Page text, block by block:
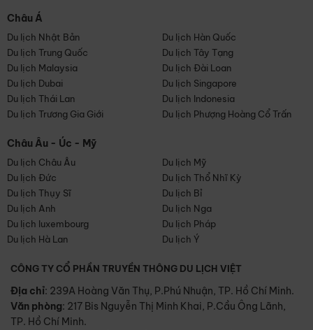
Châu Á
Du lịch Nhật Bản
Du lịch Hàn Quốc
Du lịch Trung Quốc
Du lịch Tây Tạng
Du lịch Malaysia
Du lịch Đài Loan
Du lịch Dubai
Du lịch Singapore
Du lịch Thái Lan
Du lịch Indonesia
Du lịch Trương Gia Giới
Du lịch Phượng Hoàng Cổ Trấn
Châu Âu - Úc - Mỹ
Du lịch Châu Âu
Du lịch Mỹ
Du lịch Đức
Du lịch Thổ Nhĩ Kỳ
Du lịch Thụy Sĩ
Du lịch Bỉ
Du lịch Anh
Du lịch Nga
Du lịch luxembourg
Du lịch Pháp
Du lịch Hà Lan
Du lịch Ý
CÔNG TY CỔ PHẦN TRUYỀN THÔNG DU LỊCH VIỆT
Địa chỉ: 239A Hoàng Văn Thụ, P.Phú Nhuận, TP. Hồ Chí Minh.
Văn phòng: 217 Bis Nguyễn Thị Minh Khai, P.Cầu Ông Lãnh,
TP. Hồ Chí Minh.